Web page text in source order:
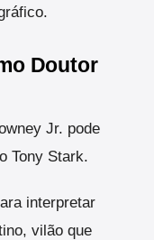
Doutor
Jr. pode
Tony Stark.
interpretar
vilão que